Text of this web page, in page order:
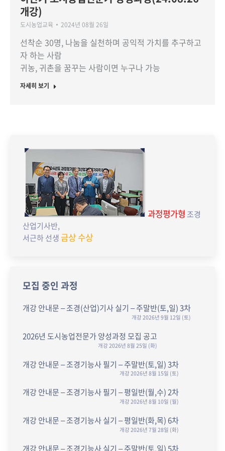
개강)
도시농업교육 2024년 08월 26일
선착순 30명, 나눔을 실천하며 공익적 가치를 추구하고
자 하는 사람
귀농, 귀촌을 꿈꾸는 사람이면 누구나 가능
자세히 보기
과정평가형조경
산업기사반,
서근하 선생 금상 수상
모집 중인 과정
개강 안내문 – 조경(산업)기사 실기 – 주말반(토,일) 3차
개강 2026년 9월 12일 (토)
2026년 도시농업전문가 양성과정 모집 공고
개강 2026년 8월 25일 (화)
개강 안내문 – 조경기능사 필기 – 주말반(토,일) 3차
개강 2026년 8월 15일 (토)
개강 안내문 – 조경기능사 필기 – 평일반(월,수) 2차
개강 2026년 8월 10일 (월)
개강 안내문 – 조경기능사 실기 – 평일반(화,목) 6차
개강 2026년 7월 28일 (화)
개강 안내문 – 조경기능사 실기 – 주말반(토,일) 5차